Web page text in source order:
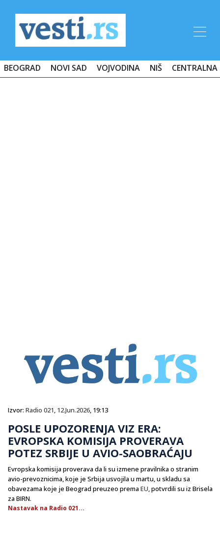
BEOGRAD NOVI SAD VOJVODINA NIŠ CENTRALNA
Izvor: Radio 021, 12.Jun.2026, 19:13
POSLE UPOZORENJA VIZ ERA:
EVROPSKA KOMISIJA PROVERAVA
POTEZ SRBIJE U AVIO-SAOBRAĆAJU
Evropska komisija proverava da li su izmene pravilnika o stranim
avio-prevoznicima, koje je Srbija usvojila u martu, u skladu sa
obavezama koje je Beograd preuzeo prema EU, potvrdili su iz Brisela
za BIRN.
Nastavak na Radio 021...